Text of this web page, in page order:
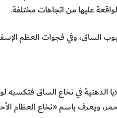
عليها من اتجاهات مختلفة.
الساق، وفي فجوات العظم
الدهنية في نخاع الساق فتكسبه
ويعرف باسم «نخاع العظام